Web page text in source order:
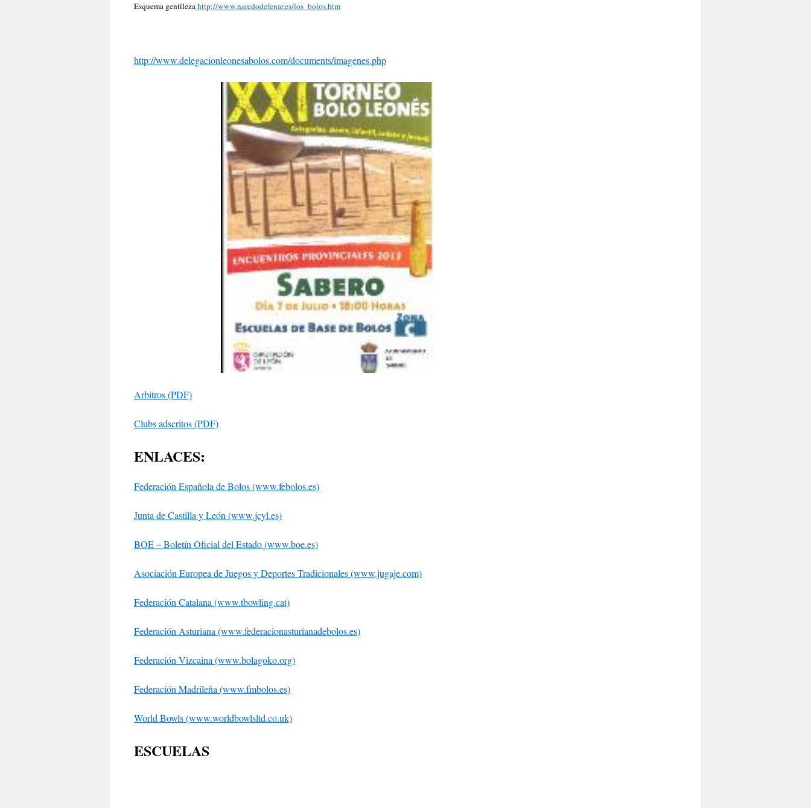
Esquema gentilezahttp://www.naredodefenar.es/los_bolos.htm
http://www.delegacionleonesabolos.com/documents/imagenes.php
Arbitros(PDF)
Clubs adscritos (PDF)
ENLACES:
Federación Española de Bolos (www.febolos.es)
Junta de Castilla y León (www.jcyl.es)
BOE – Boletín Oficial del Estado (www.boe.es)
Asociación Europea de Juegos y Deportes Tradicionales (www.jugaje.com)
Federación Catalana (www.tbowling.cat)
Federación Asturiana (www.federacionasturianadebolos.es)
Federación Vizcaina (www.bolagoko.org)
Federación Madrileña (www.fmbolos.es)
World Bowls (www.worldbowlsltd.co.uk)
ESCUELAS